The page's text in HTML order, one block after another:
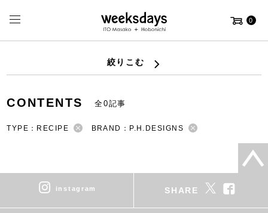
0
絞りこむ
CONTENTS 全0記事
TYPE：RECIPE BRAND：P.H.DESIGNS
instagram SHARE